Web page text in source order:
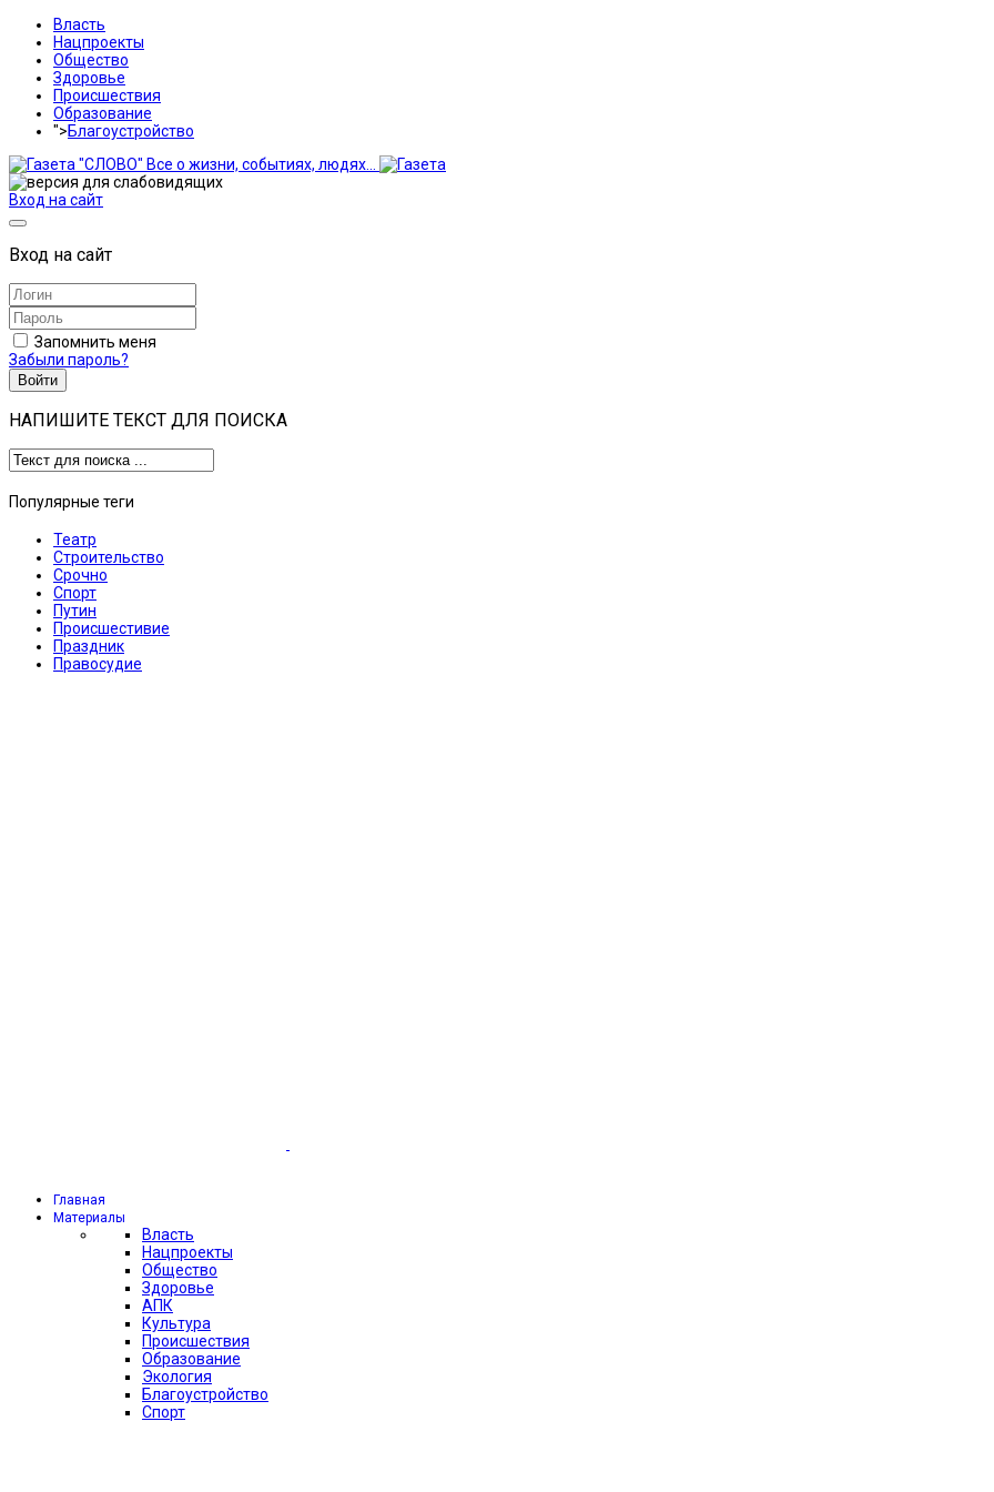
Власть
Нацпроекты
Общество
Здоровье
Происшествия
Образование
">Благоустройство
Вход на сайт
Вход на сайт
Запомнить меня
Забыли пароль?
Войти
НАПИШИТЕ ТЕКСТ ДЛЯ ПОИСКА
Популярные теги
Театр
Строительство
Срочно
Спорт
Путин
Происшестивие
Праздник
Правосудие
Главная
Материалы
Власть
Нацпроекты
Общество
Здоровье
АПК
Культура
Происшествия
Образование
Экология
Благоустройство
Спорт